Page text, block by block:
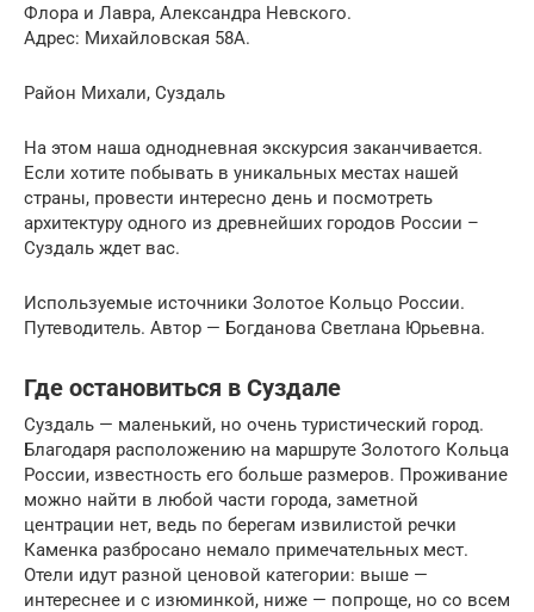
Флора и Лавра, Александра Невского.
Адрес: Михайловская 58А.
Район Михали, Суздаль
На этом наша однодневная экскурсия заканчивается.
Если хотите побывать в уникальных местах нашей
страны, провести интересно день и посмотреть
архитектуру одного из древнейших городов России –
Суздаль ждет вас.
Используемые источники Золотое Кольцо России.
Путеводитель. Автор — Богданова Светлана Юрьевна.
Где остановиться в Суздале
Суздаль — маленький, но очень туристический город.
Благодаря расположению на маршруте Золотого Кольца
России, известность его больше размеров. Проживание
можно найти в любой части города, заметной
центрации нет, ведь по берегам извилистой речки
Каменка разбросано немало примечательных мест.
Отели идут разной ценовой категории: выше —
интереснее и с изюминкой, ниже — попроще, но со всем